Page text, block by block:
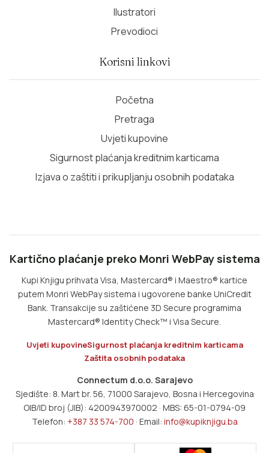
Ilustratori
Prevodioci
Korisni linkovi
Početna
Pretraga
Uvjeti kupovine
Sigurnost plaćanja kreditnim karticama
Izjava o zaštiti i prikupljanju osobnih podataka
Kartično plaćanje preko Monri WebPay sistema
Kupi Knjigu prihvata Visa, Mastercard® i Maestro® kartice
putem Monri WebPay sistema i ugovorene banke UniCredit
Bank. Transakcije su zaštićene 3D Secure programima
Mastercard® Identity Check™ i Visa Secure.
Uvjeti kupovineSigurnost plaćanja kreditnim karticama
Zaštita osobnih podataka
Connectum d.o.o. Sarajevo
Sjedište: 8. Mart br. 56, 71000 Sarajevo, Bosna i Hercegovina
OIB/ID broj (JIB): 4200943970002 · MBS: 65-01-0794-09
Telefon: +387 33 574-700 · Email: info@kupiknjigu.ba